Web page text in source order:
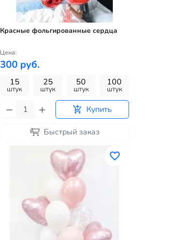
Красные фольгированные сердца
Цена:
300 руб.
15
штук
25
штук
50
штук
100
штук
Купить
Быстрый заказ